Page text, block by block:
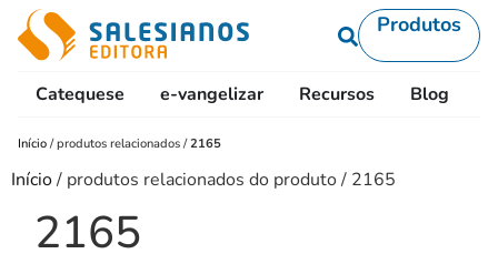
Produtos
Catequese e-vangelizar Recursos Blog
Início /produtos relacionados /2165
Início/ produtos relacionados do produto / 2165
2165